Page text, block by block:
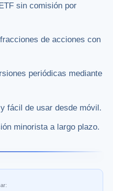
sin comisión por
de acciones con
periódicas mediante
fácil de usar desde móvil.
minorista a largo plazo.